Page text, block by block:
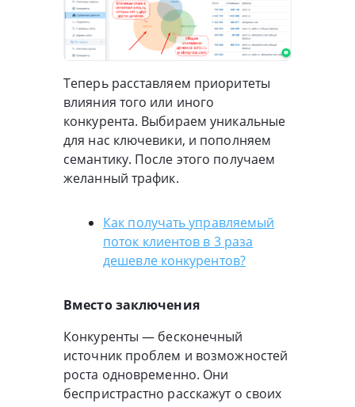
Теперь расставляем приоритеты
влияния того или иного
конкурента. Выбираем уникальные
для нас ключевики, и пополняем
семантику. После этого получаем
желанный трафик.
Как получать управляемый
поток клиентов в 3 раза
дешевле конкурентов?
Вместо заключения
Конкуренты — бесконечный
источник проблем и возможностей
роста одновременно. Они
беспристрастно расскажут о своих